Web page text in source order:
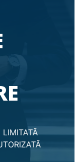
LIMITATĂ